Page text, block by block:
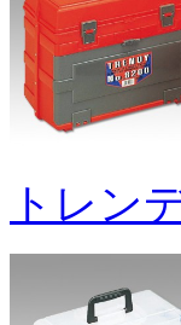
トレン